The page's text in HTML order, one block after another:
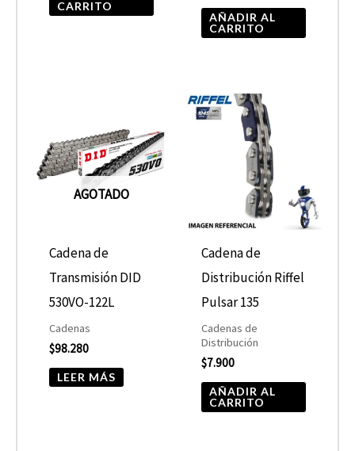
CARRITO
AÑADIR AL
CARRITO
AGOTADO
Cadena de
Transmisión DID
530VO-122L
Cadenas
$98.280
LEER MÁS
Cadena de
Distribución Riffel
Pulsar 135
Cadenas de
Distribución
$7.900
AÑADIR AL
CARRITO